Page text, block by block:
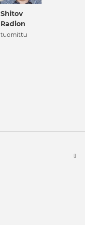
Shitov
Radion
tuomittu